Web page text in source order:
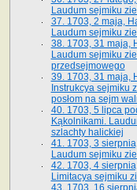
Laudum sejmiku
37. 1703, 2 maja,
Laudum sejmiku
38. 1703, 31 maja,
Laudum sejmiku
przedsejmowego
39. 1703, 31 maja,
Instrukcya sejmiku
posłom na sejm
40. 1703, 5 lipca
Kąkolnikami.
szlachty halickiej
41­. 1703, 3
Laudum sejmiku
42. 1703, 4
Limitacya sejmiku
43. 1703, 16